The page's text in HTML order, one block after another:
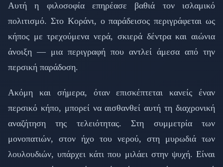
Αυτή η φιλοσοφία επηρέασε βαθιά τον ισλαμικό
πολιτισμό. Στο Κοράνι, ο παράδεισος περιγράφεται ως
κήπος με τρεχούμενα νερά, σκιερά δέντρα και αιώνια
άνοιξη — μια περιγραφή που αντλεί άμεσα από την
περσική παράδοση.
Ακόμη και σήμερα, όταν επισκέπτεται κανείς έναν
περσικό κήπο, μπορεί να αισθανθεί αυτή τη διαχρονική
αναζήτηση της τελειότητας. Στη συμμετρία των
μονοπατιών, στον ήχο του νερού, στη μυρωδιά των
λουλουδιών, υπάρχει κάτι που μιλάει στην ψυχή. Είναι